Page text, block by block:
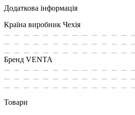
Додаткова інформація
Країна виробник Чехія
Бренд VENTA
Товари